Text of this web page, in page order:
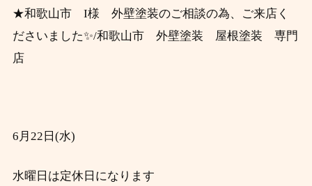
★和歌山市 I様 外壁塗装のご相談の為、ご来店く
ださいました✨/和歌山市 外壁塗装 屋根塗装 専門
店
6月22 日(水)
水曜日は定休日になります